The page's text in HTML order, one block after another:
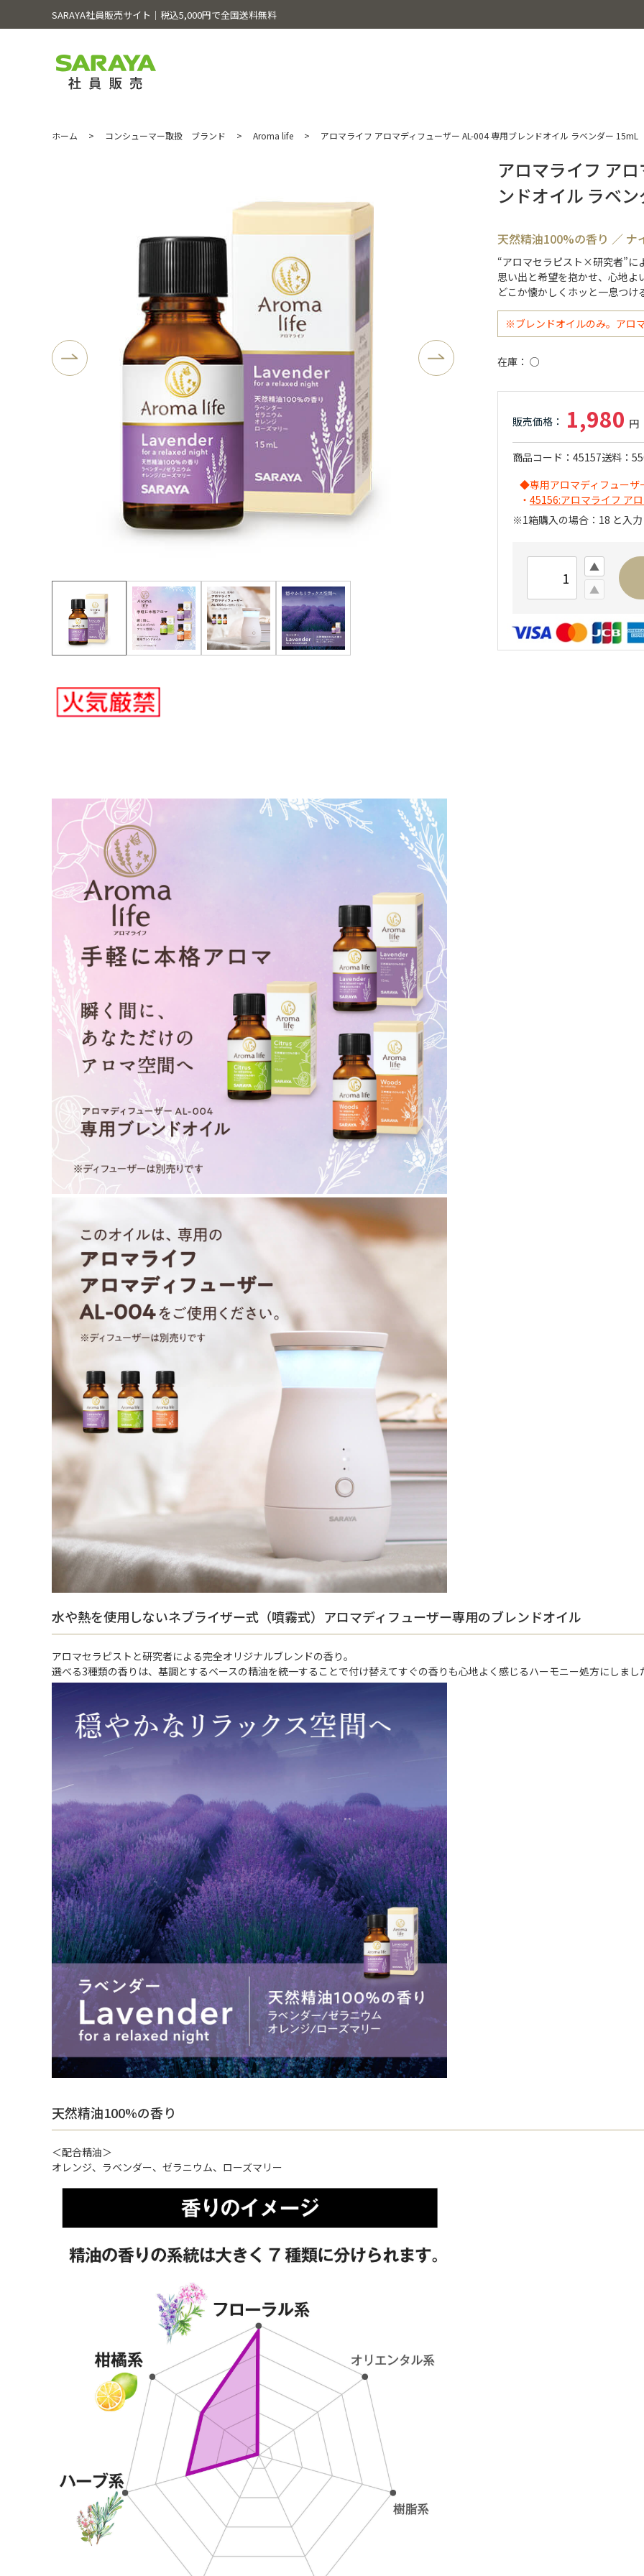
SARAYA社員販売サイト│税込5,000円で全国送料無料
ホーム > コンシューマー取扱 ブランド > Aroma life > アロマライフ アロマディフューザー AL-004 専用ブレンドオイル ラベンダー 15mL
アロマライフ ア
ンドオイル ラベ
天然精油100%の香り ／ ナ
“アロマセラピスト×研究者”に
思い出と希望を抱かせ、心地よ
どこか懐かしくホッと一息つ
※ブレンドオイルのみ。アロ
在庫 ○
1,980
商品コード 45157送料
◆専用アロマディフュー
・ 45156:アロマライフ ア
※1箱購入の場合：18 と入
水や熱を使用しないネブライザー式（噴霧式）アロマディフューザー専用のブレンドオイル
アロマセラピストと研究者による完全オリジナルブレンドの香り。
選べる3種類の香りは、基調とするベースの精油を統一することで付け替えてすぐの香りも心地よく感じるハーモニー処方にしまし
天然精油100%の香り
＜配合精油＞
オレンジ、ラベンダー、ゼラニウム、ローズマリー